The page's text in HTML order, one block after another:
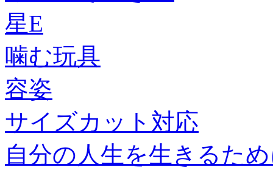
星E
噛む玩具
容姿
サイズカット対応
自分の人生を生きるた